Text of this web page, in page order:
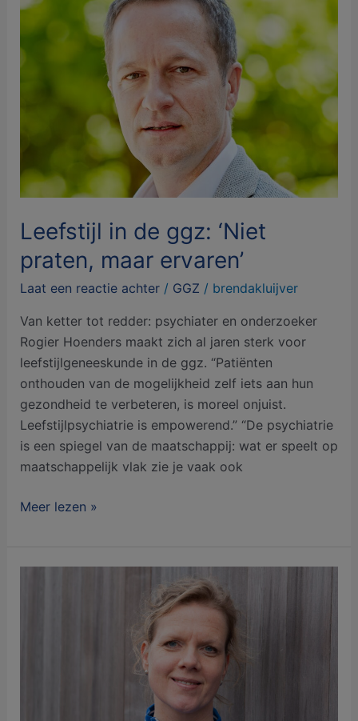
Leefstijl in de ggz: ‘Niet
praten, maar ervaren’
Laat een reactie achter / GGZ / brendakluijver
Van ketter tot redder: psychiater en onderzoeker
Rogier Hoenders maakt zich al jaren sterk voor
leefstijlgeneeskunde in de ggz. “Patiënten
onthouden van de mogelijkheid zelf iets aan hun
gezondheid te verbeteren, is moreel onjuist.
Leefstijlpsychiatrie is empowerend.” “De psychiatrie
is een spiegel van de maatschappij: wat er speelt op
maatschappelijk vlak zie je vaak ook
in
de
ervaren’
Meer lezen »